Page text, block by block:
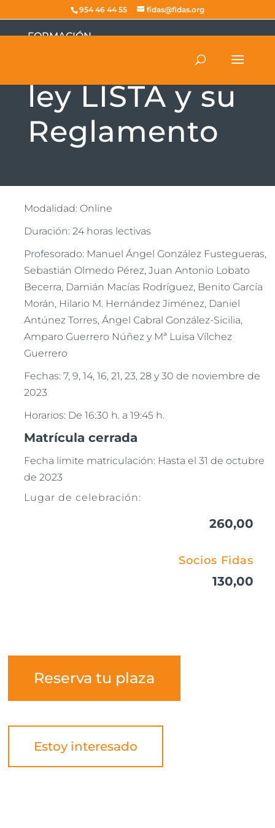
954 46 44 55 fidas@fidas.org
FORMACIÓN
Curso sobre la
ley LISTA y su
Reglamento
Modalidad: Online
Duración: 24 horas lectivas
Profesorado: Manuel Ángel González Fustegueras,
Sebastián Olmedo Pérez, Juan Antonio Lobato
Becerra, Damián Macías Rodríguez, Benito García
Morán, Hilario M. Hernández Jiménez, Daniel
Antúnez Torres, Ángel Cabral González-Sicilia,
Amparo Guerrero Núñez y Mª Luisa Vílchez
Guerrero
Fechas: 7, 9, 14, 16, 21, 23, 28 y 30 de noviembre de
2023
Horarios: De 16:30 h. a 19:45 h.
Matrícula cerrada
Fecha limite matriculación: Hasta el 31 de octubre
de 2023
Lugar de celebración:
260,00
Socios Fidas
130,00
Reserva tu plaza
Estoy interesado